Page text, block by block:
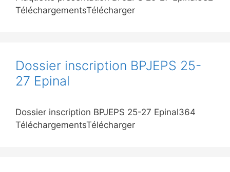
TéléchargementsTélécharger
Dossier inscription BPJEPS 25-
27 Epinal
Dossier inscription BPJEPS 25-27 Epinal364
TéléchargementsTélécharger